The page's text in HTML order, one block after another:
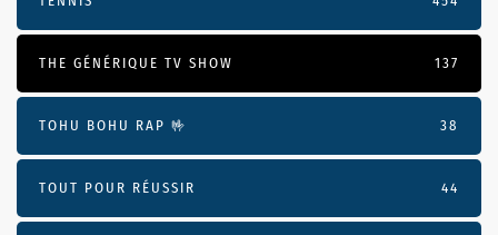
THE GÉNÉRIQUE TV SHOW 137
TOHU BOHU RAP 🤟 38
TOUT POUR RÉUSSIR 44